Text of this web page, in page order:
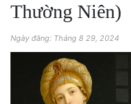
Thường Niên)
Ngày đăng: Tháng 8 29, 2024